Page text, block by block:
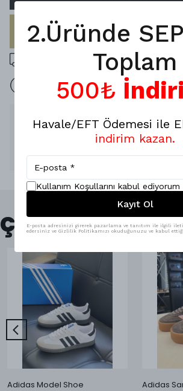
HEMEN AL
5000 ₺ üzeri ücretsiz kargo
İade yok 7 Gün değişim mevcuttur.
Ürün Açıklaması
Ürünlerimiz A kalite dir ,
Hijyen gereği iade ve değişim yoktur .
Çok Satanlar
Adidas Model Shoe Adidas
2.Üründe
Toplam
500₺
Havale/EFT Ödemesi ile
indirim kazan.
Kullanım Koşullarını kabul ediyorum
Kayıt Ol
E-posta adresinizi girerek pazarlama ve tanıtım ile ilgili
edersiniz ve Gizlilik Politikamızı okuduğunuzu ve kabul